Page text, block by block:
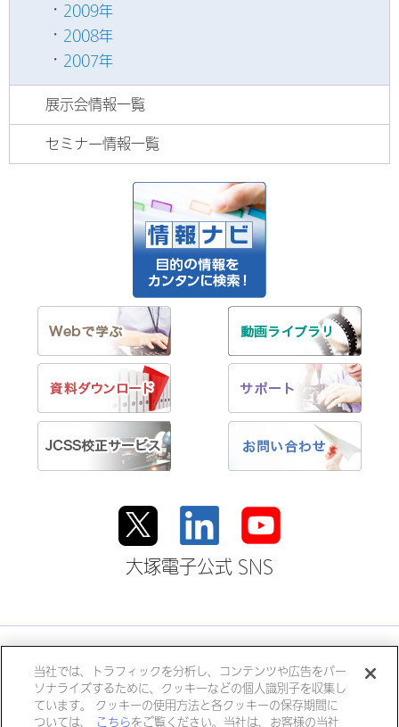
2009年
2008年
2007年
展示会情報一覧
セミナー情報一覧
大塚電子公式 SNS
大塚ホールディングス
大塚製薬 大塚製薬工場
大鵬薬品工業
大塚倉庫
大塚化学 大塚食品
当社では、トラフィックを分析し、コンテンツや広告をパー
ソナライズするために、クッキーなどの個人識別子を収集し
ています。 クッキーの使用方法と各クッキーの保存期間に
ついては、
こちらをご覧ください。当社は、お客様の当社